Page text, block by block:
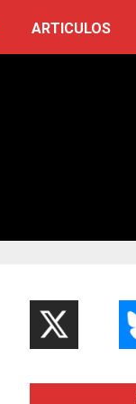
ARTICULOS